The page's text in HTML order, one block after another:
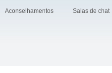
Aconselhamentos Salas de chat